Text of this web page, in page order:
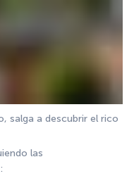
salga a descubrir el rico
las